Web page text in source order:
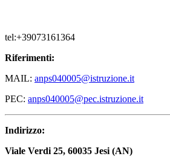
tel:+39073161364
Riferimenti:
MAIL: anps040005@istruzione.it
PEC: anps040005@pec.istruzione.it
Indirizzo:
Viale Verdi 25, 60035 Jesi (AN)